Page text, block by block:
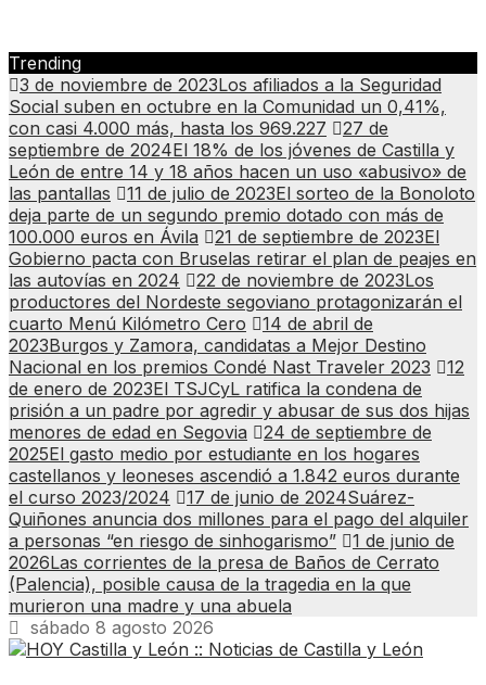
Trending
3 de noviembre de 2023Los afiliados a la Seguridad
Social suben en octubre en la Comunidad un 0,41%,
con casi 4.000 más, hasta los 969.227
27 de
septiembre de 2024El 18% de los jóvenes de Castilla y
León de entre 14 y 18 años hacen un uso «abusivo» de
las pantallas
11 de julio de 2023El sorteo de la Bonoloto
deja parte de un segundo premio dotado con más de
100.000 euros en Ávila
21 de septiembre de 2023El
Gobierno pacta con Bruselas retirar el plan de peajes en
las autovías en 2024
22 de noviembre de 2023Los
productores del Nordeste segoviano protagonizarán el
cuarto Menú Kilómetro Cero
14 de abril de
2023Burgos y Zamora, candidatas a Mejor Destino
Nacional en los premios Condé Nast Traveler 2023
12
de enero de 2023El TSJCyL ratifica la condena de
prisión a un padre por agredir y abusar de sus dos hijas
menores de edad en Segovia
24 de septiembre de
2025El gasto medio por estudiante en los hogares
castellanos y leoneses ascendió a 1.842 euros durante
el curso 2023/2024
17 de junio de 2024Suárez-
Quiñones anuncia dos millones para el pago del alquiler
a personas “en riesgo de sinhogarismo”
1 de junio de
2026Las corrientes de la presa de Baños de Cerrato
(Palencia), posible causa de la tragedia en la que
murieron una madre y una abuela
sábado 8 agosto 2026